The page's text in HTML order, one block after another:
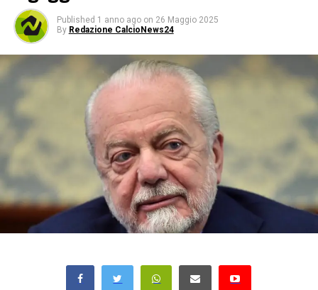
Published 1 anno ago on 26 Maggio 2025
By Redazione CalcioNews24